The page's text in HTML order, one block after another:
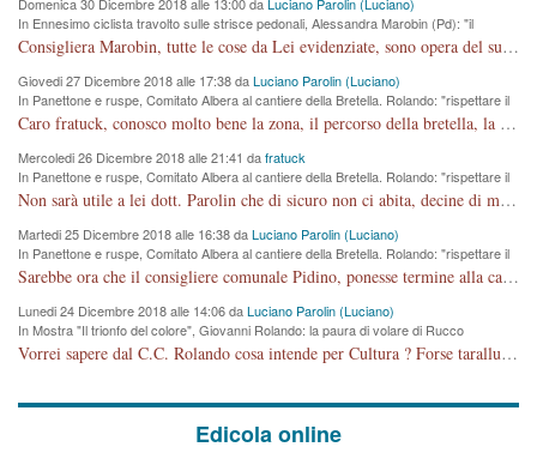
In Ennesimo ciclista travolto sulle strisce pedonali, Alessandra Marobin (Pd): "il
Comune si svegli"
Consigliera Marobin, tutte le cose da Lei evidenziate, sono opera del suo ex Assessore e compagno di Partito Antonio Marco Dalla Pozza Assessore alla "progettazione" di piste ciclabili e altre porcherie. A lui manderei il conto da saldare per incidenti e danni alle persone. E' ora che "finiamola." Avete perso rassegnatevi. qui IL SINDACO RUCCO NON C'ENTRA PER NIENTE. CAPITO!!!!!!!! Amen.
Giovedi 27 Dicembre 2018 alle 17:38 daLuciano Parolin (Luciano)
In Panettone e ruspe, Comitato Albera al cantiere della Bretella. Rolando: "rispettare il
cronoprogramma"
Caro fratuck, conosco molto bene la zona, il percorso della bretella, la situazione dei cittadini, abito in Viale Trento. A partire dal 2003 ho partecipato al Comitato di Maddalene pro bretella, e a riunioni propositive per apportare modifiche al progetto. Numerose mie foto del territorio sono arrivate a Roma, altri miei interventi (non graditi dalla Sx) sono stati pubblicati dal GdV, assieme ad altri come Ciro Asproso, ora favorevole alla bretella. Ho partecipato alla raccolta firme per la chiusura della strada x 5 giorni eseguita dal Sindaco Hullwech per sforamento 180 Micro/g. Pertanto come impegno per la tematica sono apposto con la coscienza. Ora il Progetto è partito, fine! Voglio dire che la nuova Giunta "comunale" non c'entra più. L'opera sarà "malauguratamente" eseguita, ma non con il mio placet. Il Consigliere Comunale dovrebbe capire che la campagna elettorale è finita, con buona pace di tutti. Quello che invece dovrebbe interessare è la proprietà della strada, dall'uscita autostradale Ovest, sino alla Rotatoria dell'Albara, vi sono tre possessori: Autostrade SpA; La Provincia, il Comune. Come la mettiamo per il futuro ? I costi, da 50 sono saliti a 100 milioni di € come dire 20 milioni a KM (!) da non credere. Comunque si farà. Ma nessuno canti Vittoria, anzi meglio non farne un ulteriore fatto "partitico" per questioni elettorali o di seggio. Se mi manda la sua mail, sono disponibile ad inviare i documenti e le foto sopra descritte. Con ossequi, Luciano Parolin
Mercoledi 26 Dicembre 2018 alle 21:41 dafratuck
In Panettone e ruspe, Comitato Albera al cantiere della Bretella. Rolando: "rispettare il
cronoprogramma"
Non sarà utile a lei dott. Parolin che di sicuro non ci abita, decine di migliaia di TIR, automobili e padroncini che passano quotidianamente per una strada appena rotabile, non è più possibile stendere i panni, attraversare la strada senza rischiare la morte, le case stanno crepando, i tempi sono cambiati e la bretella non passerà assolutamente per maddalene (ma cosa sta a dire?!), dia invece responsabilità a chi ha costruito tagliando la strada che doveva invece terminare a isola vicentina e non al moracchino lasciando Motta di Costabissara ancora in panne di traffico. I tempi sono cambiati dottore e se l'anagrafe della vita stagna nell'essere umano impressioni conservatrici, la società non le considera perchè va avanti, si industrializza e ha bisogno di infrastrutture e di sviluppo. Ultima considerazione, se è geloso di Rolando perchè vede in lui solo campagne politiche mentre si difendono i SOLI diritti dei cittadini, la preghiamo faccia considerazioni più appropriate. Saluti e complimenti per i suoi scritti.
Martedi 25 Dicembre 2018 alle 16:38 daLuciano Parolin (Luciano)
In Panettone e ruspe, Comitato Albera al cantiere della Bretella. Rolando: "rispettare il
cronoprogramma"
Sarebbe ora che il consigliere comunale Pidino, ponesse termine alla campagna elettorale nel territorio del suo seggio Villaggio del Sole. La tiraca è iniziata, distruggerà 6 km di prateria ovest della città, ricca di fonti e sorgenti d'acqua. I cittadini di Maddalene non avranno più Pace la notte. Molta colpa per la costruzione di questa Strada è proprio del signor Rolando,dei suoi gazebo mobili e che vuol far passare questa opera VANDALICA come progetto "utile" a chi ? Non è cosa seria sig. Rolando!
Lunedi 24 Dicembre 2018 alle 14:06 daLuciano Parolin (Luciano)
In Mostra "Il trionfo del colore", Giovanni Rolando: la paura di volare di Rucco
Vorrei sapere dal C.C. Rolando cosa intende per Cultura ? Forse tarallucci, vino e sagre, o spaghetti tricolori del PD ? Il continuo (s)parlare della mostra a Palazzo Chiericati caro consigliere DANNEGGIA FORTEMENTE l'immagine della città TUTTA e fa deviare i consensi che in RUSSIA (badi bene ex U.R.S.S.) sono ECCELLENTI. A livello artistico l'evento è di alta Valenza culturale, COMPITO di Tutta la Cittadinanza fare il possibile per propagandare l'iniziativa senza farne UN CASO PARTITICO come fa Lei da sempre. Meno Gazebo + Partecipazione! E così sia. Amen.
Edicola online